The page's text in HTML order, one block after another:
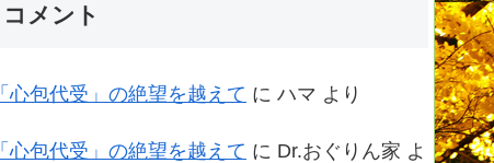
コメント
「心包代受」の絶望を越えて に ハマ より
「心包代受」の絶望を越えて に Dr.おぐりん家 よ